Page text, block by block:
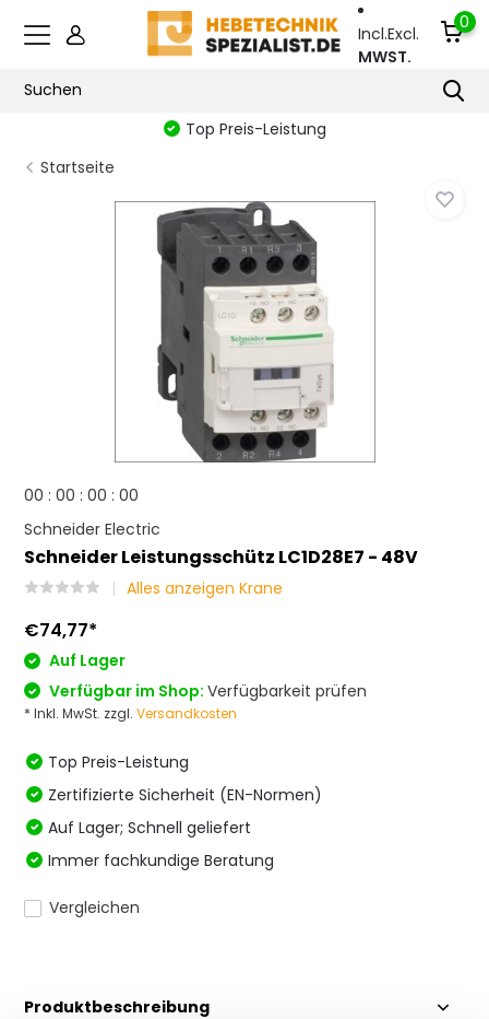
Incl.Excl.
MWST.
0
Top Preis-Leistung
Startseite
00 :00 :00 :00
Schneider Electric
Schneider Leistungsschütz LC1D28E7 - 48V
Alles anzeigen Krane
€74,77*
Auf Lager
Verfügbar im Shop:Verfügbarkeit prüfen
* Inkl. MwSt. zzgl.Versandkosten
Top Preis-Leistung
Zertifizierte Sicherheit (EN-Normen)
Auf Lager; Schnell geliefert
Immer fachkundige Beratung
Vergleichen
Produktbeschreibung